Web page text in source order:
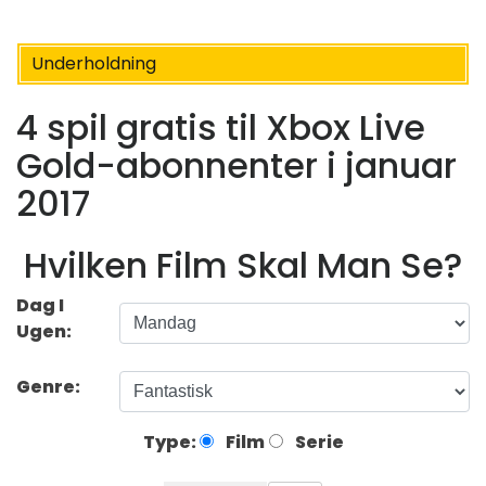
Underholdning
4 spil gratis til Xbox Live
Gold-abonnenter i januar
2017
Hvilken Film Skal Man Se?
Dag I
Ugen:
Genre:
Type: Film Serie